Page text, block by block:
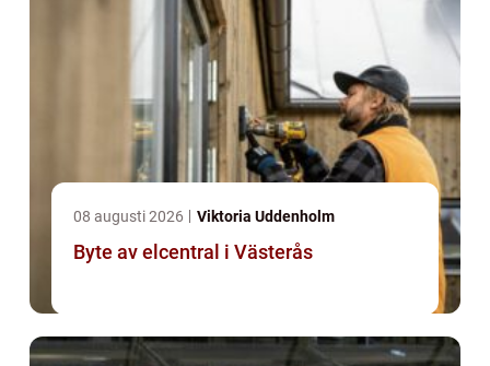
08 augusti 2026 Viktoria Uddenholm
Byte av elcentral i Västerås